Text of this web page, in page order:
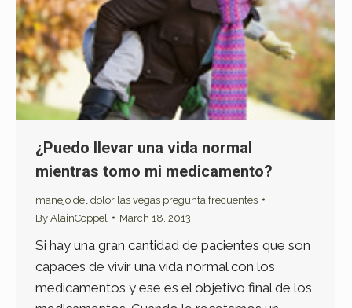
¿Puedo llevar una vida normal
mientras tomo mi medicamento?
manejo del dolor las vegas pregunta frecuentes
By AlainCoppel March 18, 2013
Si hay una gran cantidad de pacientes que son
capaces de vivir una vida normal con los
medicamentos y ese es el objetivo final de los